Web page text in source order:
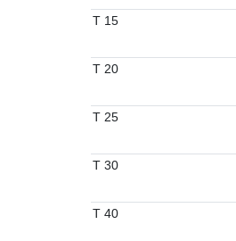
T 15
T 20
T 25
T 30
T 40